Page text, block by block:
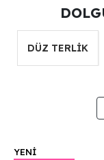
DÜZ TERLİK
YENİ